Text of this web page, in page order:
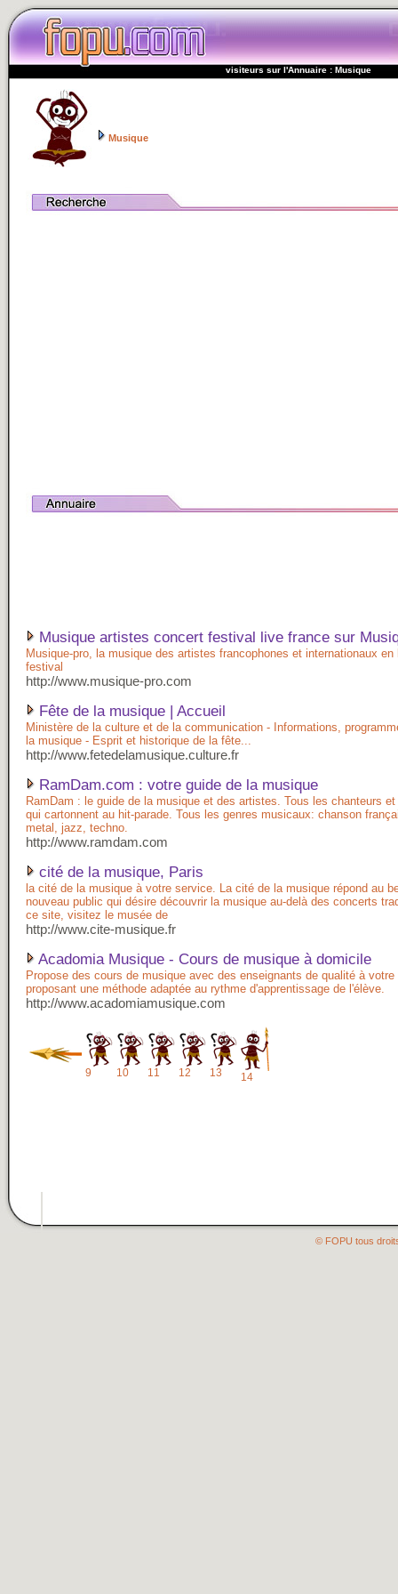
visiteurs sur l'Annuaire : Musique
Musique
Musique artistes concert festival live france sur
Musique-pro, la musique des artistes francophones et internationaux
festival
http://www.musique-pro.com
Fête de la musique | Accueil
Ministère de la culture et de la communication - Informations,
la musique - Esprit et historique de la fête...
http://www.fetedelamusique.culture.fr
RamDam.com : votre guide de la musique
RamDam : le guide de la musique et des artistes. Tous les chanteurs
qui cartonnent au hit-parade. Tous les genres musicaux: chanson
metal, jazz, techno.
http://www.ramdam.com
cité de la musique, Paris
la cité de la musique à votre service. La cité de la musique répond au
nouveau public qui désire découvrir la musique au-delà des concerts
ce site, visitez le musée de
http://www.cite-musique.fr
Acadomia Musique - Cours de musique à domicile
Propose des cours de musique avec des enseignants de qualité à
proposant une méthode adaptée au rythme d'apprentissage de l'élève.
http://www.acadomiamusique.com
9 10 11 12 13 14
© FOPU tous